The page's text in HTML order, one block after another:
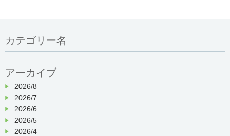
カテゴリー名
アーカイブ
2026/8
2026/7
2026/6
2026/5
2026/4